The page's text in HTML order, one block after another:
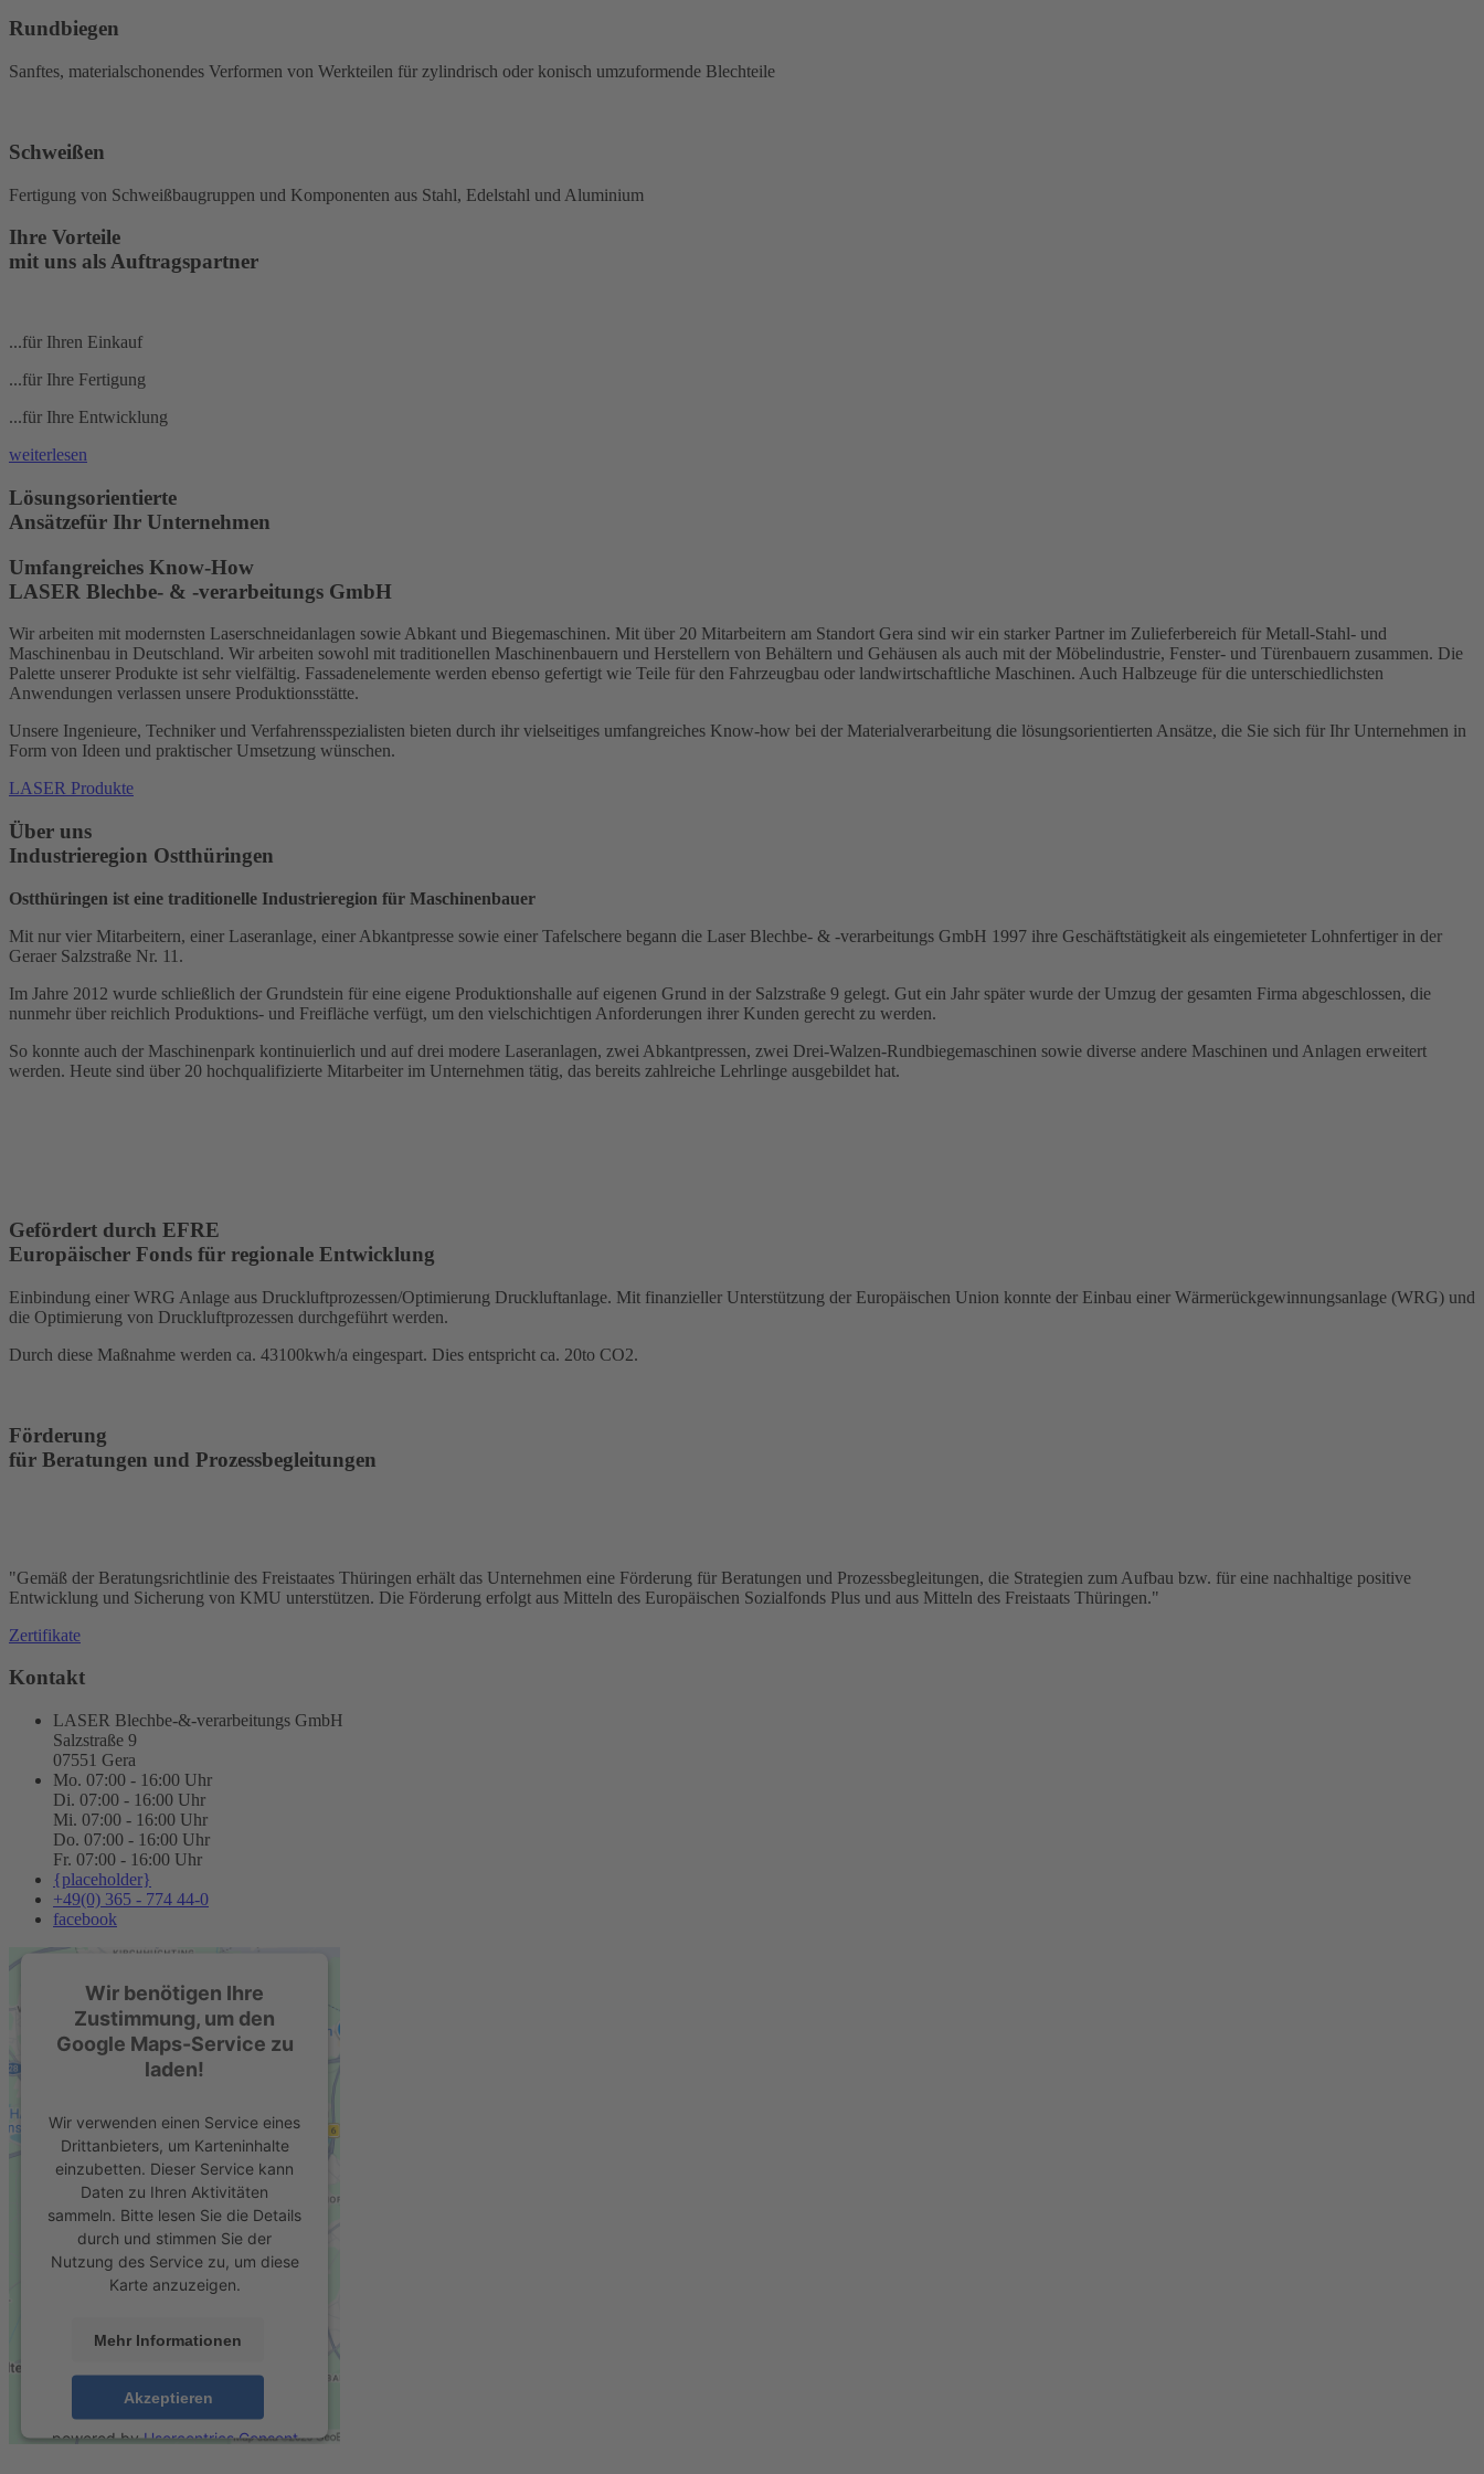
Rundbiegen
Sanftes, materialschonendes Verformen von Werkteilen für zylindrisch oder konisch umzuformende Blechteile
Schweißen
Fertigung von Schweißbaugruppen und Komponenten aus Stahl, Edelstahl und Aluminium
Ihre Vorteile
mit uns als Auftragspartner
...für Ihren Einkauf
...für Ihre Fertigung
...für Ihre Entwicklung
weiterlesen
Lösungs­orientierte
Ansätzefür Ihr Unternehmen
Umfangreiches Know-How
LASER Blechbe- & -verarbeitungs GmbH
Wir arbeiten mit modernsten Laserschneidanlagen sowie Abkant und Biegemaschinen. Mit über 20 Mitarbeitern am Standort Gera sind wir ein starker Partner im Zulieferbereich für Metall-Stahl- und
Maschinenbau in Deutschland. Wir arbeiten sowohl mit traditionellen Maschinenbauern und Herstellern von Behältern und Gehäusen als auch mit der Möbelindustrie, Fenster- und Türenbauern zusammen. Die
Palette unserer Produkte ist sehr vielfältig. Fassadenelemente werden ebenso gefertigt wie Teile für den Fahrzeugbau oder landwirtschaftliche Maschinen. Auch Halbzeuge für die unterschiedlichsten
Anwendungen verlassen unsere Produktionsstätte.
Unsere Ingenieure, Techniker und Verfahrensspezialisten bieten durch ihr vielseitiges umfangreiches Know-how bei der Materialverarbeitung die lösungsorientierten Ansätze, die Sie sich für Ihr Unternehmen in
Form von Ideen und praktischer Umsetzung wünschen.
LASER Produkte
Über uns
Industrieregion Ostthüringen
Ostthüringen ist eine traditionelle Industrieregion für Maschinenbauer
Mit nur vier Mitarbeitern, einer Laseranlage, einer Abkantpresse sowie einer Tafelschere begann die Laser Blechbe- & -verarbeitungs GmbH 1997 ihre Geschäftstätigkeit als eingemieteter Lohnfertiger in der
Geraer Salzstraße Nr. 11.
Im Jahre 2012 wurde schließlich der Grundstein für eine eigene Produktionshalle auf eigenen Grund in der Salzstraße 9 gelegt. Gut ein Jahr später wurde der Umzug der gesamten Firma abgeschlossen, die
nunmehr über reichlich Produktions- und Freifläche verfügt, um den vielschichtigen Anforderungen ihrer Kunden gerecht zu werden.
So konnte auch der Maschinenpark kontinuierlich und auf drei modere Laseranlagen, zwei Abkantpressen, zwei Drei-Walzen-Rundbiegemaschinen sowie diverse andere Maschinen und Anlagen erweitert
werden. Heute sind über 20 hochqualifizierte Mitarbeiter im Unternehmen tätig, das bereits zahlreiche Lehrlinge ausgebildet hat.
Gefördert durch EFRE
Europäischer Fonds für regionale Entwicklung
Einbindung einer WRG Anlage aus Druckluftprozessen/Optimierung Druckluftanlage. Mit finanzieller Unterstützung der Europäischen Union konnte der Einbau einer Wärmerückgewinnungsanlage (WRG) und
die Optimierung von Druckluftprozessen durchgeführt werden.
Durch diese Maßnahme werden ca. 43100kwh/a eingespart. Dies entspricht ca. 20to CO2.
Förderung
für Beratungen und Prozessbegleitungen
"Gemäß der Beratungsrichtlinie des Freistaates Thüringen erhält das Unternehmen eine Förderung für Beratungen und Prozessbegleitungen, die Strategien zum Aufbau bzw. für eine nachhaltige positive
Entwicklung und Sicherung von KMU unterstützen. Die Förderung erfolgt aus Mitteln des Europäischen Sozialfonds Plus und aus Mitteln des Freistaats Thüringen."
Zertifikate
Kontakt
LASER Blechbe-&-verarbeitungs GmbH
Salzstraße 9
07551 Gera
Mo. 07:00 - 16:00 Uhr
Di. 07:00 - 16:00 Uhr
Mi. 07:00 - 16:00 Uhr
Do. 07:00 - 16:00 Uhr
Fr. 07:00 - 16:00 Uhr
{placeholder}
+49(0) 365 - 774 44-0
facebook
Wir benötigen Ihre
Zustimmung, um den
Google Maps-Service zu
laden!
Wir verwenden einen Service eines
Drittanbieters, um Karteninhalte
einzubetten. Dieser Service kann
Daten zu Ihren Aktivitäten
sammeln. Bitte lesen Sie die Details
durch und stimmen Sie der
Nutzung des Service zu, um diese
Karte anzuzeigen.
Mehr Informationen
Akzeptieren
powered byUsercentrics Consent